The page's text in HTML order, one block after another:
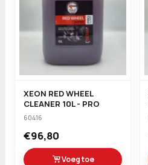
XEON RED WHEEL
CLEANER 10L - PRO
60416
€96,80
Voeg toe